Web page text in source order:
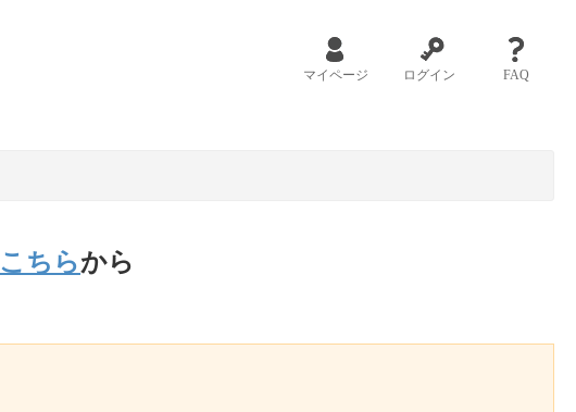
マイページ ログイン FAQ
こちらから